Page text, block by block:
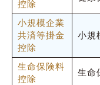
控除
小規模企業
共済等掛金
控除
小規
生命保険料
控除
生命